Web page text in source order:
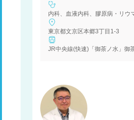
内科、血液内科、膠原病・リウ
東京都文京区本郷3丁目1-3
JR中央線(快速)「御茶ノ水」